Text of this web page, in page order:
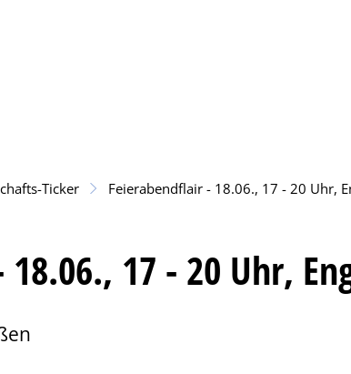
Ticker Feierabendflair - 18.06., 17 - 20 Uhr,
17 - 20 Uhr,